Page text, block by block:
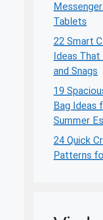
Tablets
22 Smart
Ideas
and Snags
19
Bag Ideas
Summer
24 Quick
Patterns